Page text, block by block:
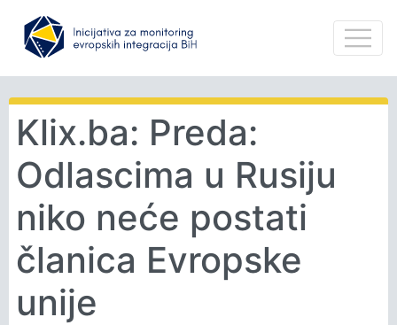
Klix.ba: Preda:
Odlascima u Rusiju
niko neće postati
članica Evropske
unije